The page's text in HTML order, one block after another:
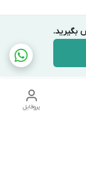
بگیرید.
پروفایل